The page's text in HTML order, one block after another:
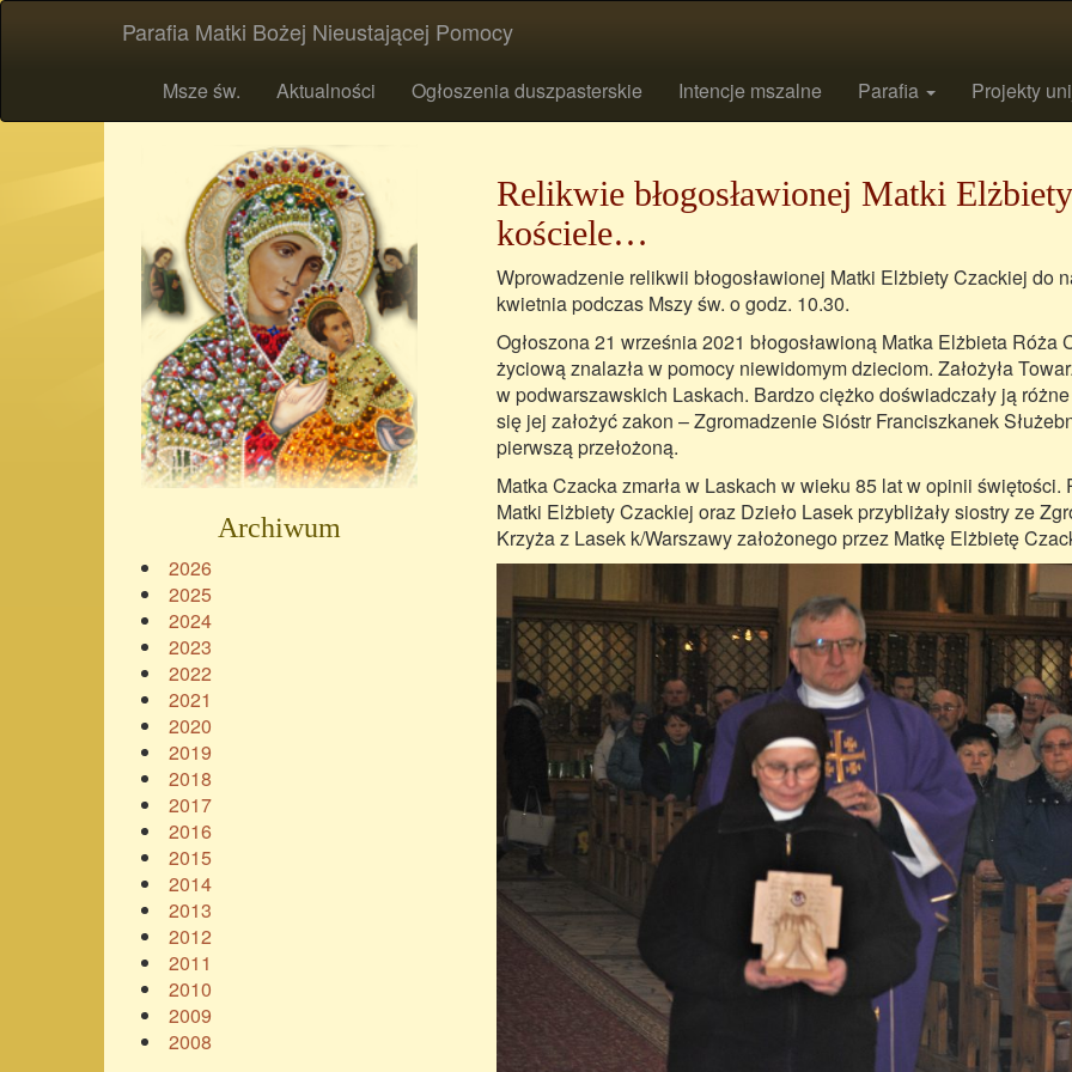
Parafia Matki Bożej Nieustającej Pomocy
Msze św. Aktualności Ogłoszenia duszpasterskie Intencje mszalne Parafia Projekty
Relikwie błogosławionej Matki
kościele…
Wprowadzenie relikwii błogosławionej Matki Elżbiety Czackiej do
kwietnia podczas Mszy św. o godz. 10.30.
Ogłoszona 21 września 2021 błogosławioną Matka Elżbieta
życiową znalazła w pomocy niewidomym dzieciom. Założyła
w podwarszawskich Laskach. Bardzo ciężko doświadczały ją
się jej założyć zakon – Zgromadzenie Sióstr Franciszkanek
pierwszą przełożoną.
Matka Czacka zmarła w Laskach w wieku 85 lat w opinii świętości.
Matki Elżbiety Czackiej oraz Dzieło Lasek przybliżały siostry ze
Krzyża z Lasek k/Warszawy założonego przez Matkę Elżbietę
Archiwum
2026
2025
2024
2023
2022
2021
2020
2019
2018
2017
2016
2015
2014
2013
2012
2011
2010
2009
2008